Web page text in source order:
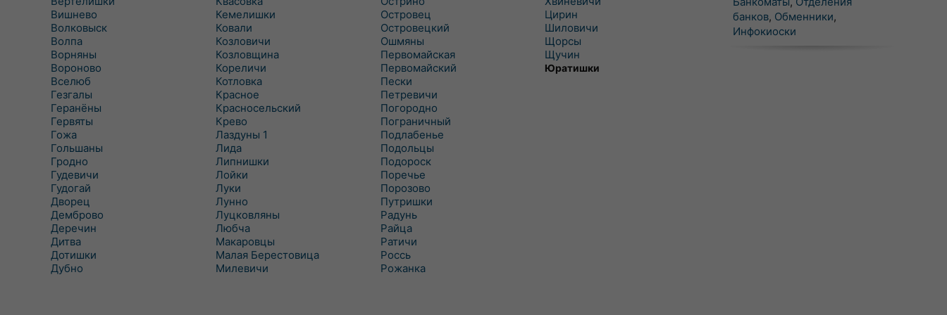
Вишнево
Волковыск
Волпа
Ворняны
Вороново
Вселюб
Гезгалы
Геранёны
Гервяты
Гожа
Гольшаны
Гродно
Гудевичи
Гудогай
Дворец
Демброво
Деречин
Дитва
Дотишки
Дубно
Кемелишки
Ковали
Козловичи
Козловщина
Кореличи
Котловка
Красное
Красносельский
Крево
Лаздуны 1
Лида
Липнишки
Лойки
Луки
Лунно
Луцковляны
Любча
Макаровцы
Малая Берестовица
Милевичи
Островец
Островецкий
Ошмяны
Первомайская
Первомайский
Пески
Петревичи
Погородно
Пограничный
Подлабенье
Подольцы
Подороск
Поречье
Порозово
Путришки
Радунь
Райца
Ратичи
Роcсь
Рожанка
Цирин
Шиловичи
Щорсы
Щучин
Юратишки
банков, Обменники,
Инфокиоски